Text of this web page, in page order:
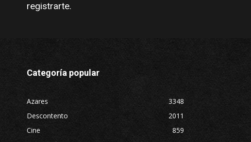
registrarte.
Categoría popular
Azares
3348
Descontento
2011
Cine
859